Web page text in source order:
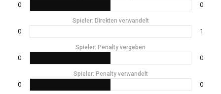
0 0
Spieler: Direkten verwandelt
0 1
Spieler: Penalty vergeben
0 0
Spieler: Penalty verwandelt
0 0